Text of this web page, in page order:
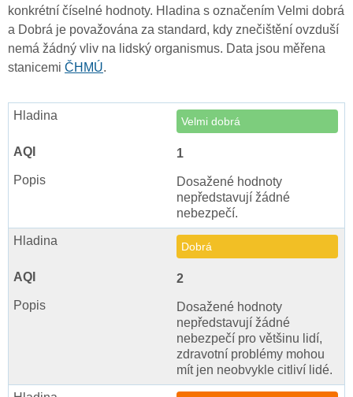
konkrétní číselné hodnoty. Hladina s označením Velmi dobrá
a Dobrá je považována za standard, kdy znečištění ovzduší
nemá žádný vliv na lidský organismus. Data jsou měřena
stanicemi ČHMÚ.
Velmi dobrá
1
Dosažené hodnoty
nepředstavují žádné
nebezpečí.
Dobrá
2
Dosažené hodnoty
nepředstavují žádné
nebezpečí pro většinu lidí,
zdravotní problémy mohou
mít jen neobvykle citliví lidé.